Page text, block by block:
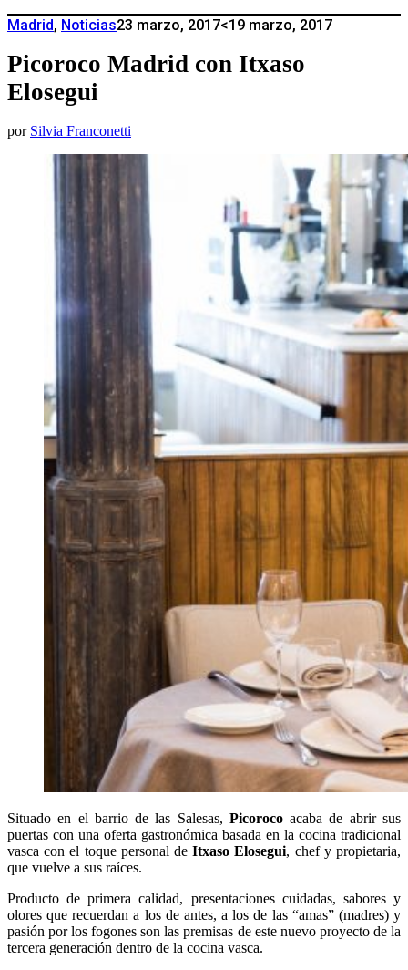
Madrid, Noticias23 marzo, 2017<19 marzo, 2017
Picoroco Madrid con Itxaso
Elosegui
por Silvia Franconetti
Situado en el barrio de las Salesas, Picorocoacaba de abrir sus
puertas con una oferta gastronómica basada en la cocina tradicional
vasca con el toque personal deItxaso Elosegui, chef y propietaria,
que vuelve a sus raíces.
Producto de primera calidad, presentaciones cuidadas, sabores y
olores que recuerdan a los de antes, a los de las “amas” (madres) y
pasión por los fogones son las premisas de este nuevo proyecto de la
tercera generación dentro de la cocina vasca.